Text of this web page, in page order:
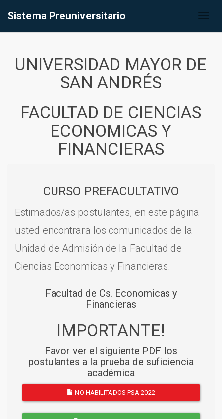
Sistema Preuniversitario
UNIVERSIDAD MAYOR DE
SAN ANDRÉS
FACULTAD DE CIENCIAS
ECONOMICAS Y
FINANCIERAS
CURSO PREFACULTATIVO
Estimados/as postulantes, en este página
usted encontrara los comunicados de la
Unidad de Admisión de la Facultad de
Ciencias Economicas y Financieras.
Facultad de Cs. Economicas y
Financieras
IMPORTANTE!
Favor ver el siguiente PDF los
postulantes a la prueba de suficiencia
académica
NO HABILITADOS PSA 2022